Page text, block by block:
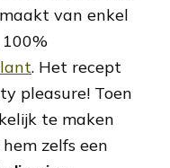
van enkel
100%
. Het recept
pleasure! Toen
te maken
zelfs een